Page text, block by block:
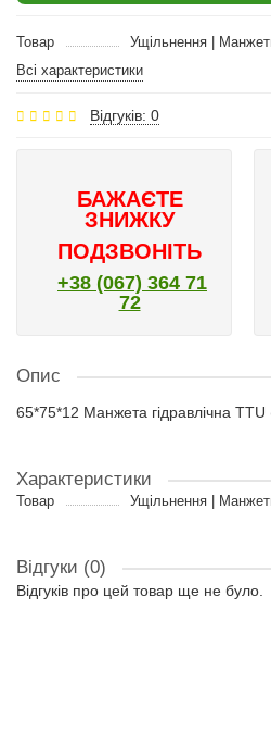
Товар
Ущільнення |
Всі характеристики
Відгуків: 0
БАЖАЄТЕ
ЗНИЖКУ
ПОДЗВОНІТЬ
+38 (067) 364 71
72
Опис
65*75*12 Манжета гідравлічна
Характеристики
Товар Ущільнення |
Відгуки (0)
Відгуків про цей товар ще не було.